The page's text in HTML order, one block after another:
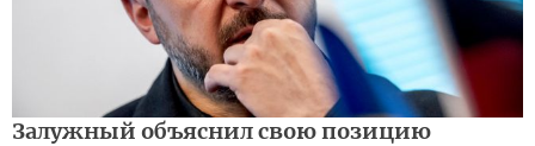
Залужный объяснил свою позицию